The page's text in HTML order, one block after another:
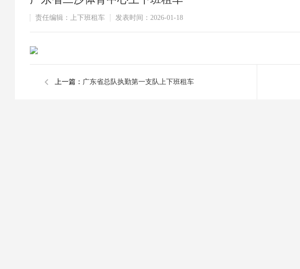
责任编辑：上下班租车 发表时间：2026-01-18
上一篇： 广东省总队执勤第一支队上下班租车